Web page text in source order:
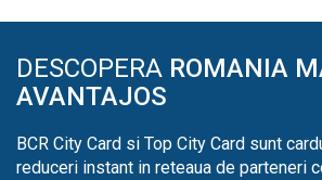
DESCOPERA ROMANIA
AVANTAJOS
BCR City Card si Top City Card sunt
reduceri instant in reteaua de parteneri